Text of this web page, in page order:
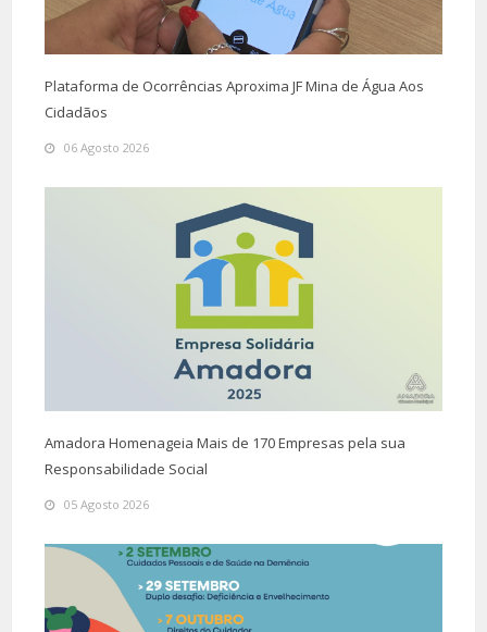
Plataforma de Ocorrências Aproxima JF Mina de Água Aos
Cidadãos
06 Agosto 2026
Amadora Homenageia Mais de 170 Empresas pela sua
Responsabilidade Social
05 Agosto 2026